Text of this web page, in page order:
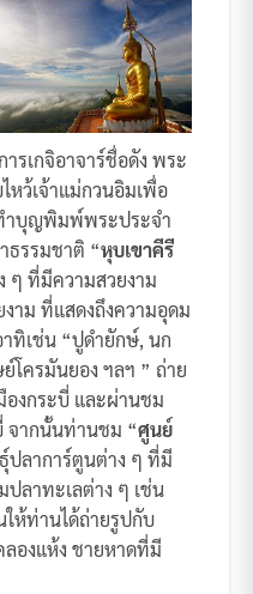
รเกจิอาจาร์ชื่อดัง พระ
หว้เจ้าแม่กวนอิมเพื่อ
ำบุญพิมพ์พระประจำ
ธรรมชาติ “หุบเขาคีรี
ๆ ที่มีความสวยงาม
าม ที่แสดงถึงความอุดม
ทิเช่น “ปูดำยักษ์, นก
ครมันยอง ฯลฯ ” ถ่าย
งกระบี่ และผ่านชม
จากนั้นท่านชม “ศูนย์
ปลาการ์ตูนต่าง ๆ ที่มี
ลาทะเลต่าง ๆ เช่น
ห้ท่านได้ถ่ายรูปกับ
องแห้ง ชายหาดที่มี